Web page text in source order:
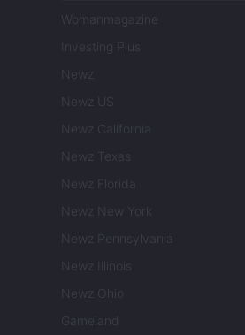
Womanmagazine
Investing Plus
Newz
Newz US
Newz California
Newz Texas
Newz Florida
Newz New York
Newz Pennsylvania
Newz Illinois
Newz Ohio
Gameland